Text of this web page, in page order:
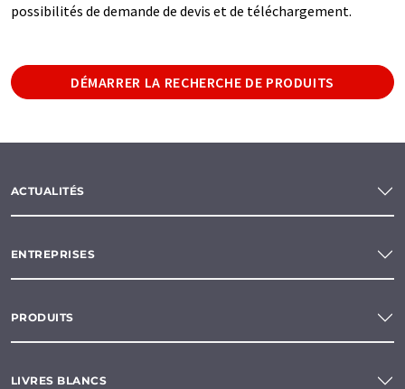
possibilités de demande de devis et de téléchargement.
DÉMARRER LA RECHERCHE DE PRODUITS
ACTUALITÉS
ENTREPRISES
PRODUITS
LIVRES BLANCS